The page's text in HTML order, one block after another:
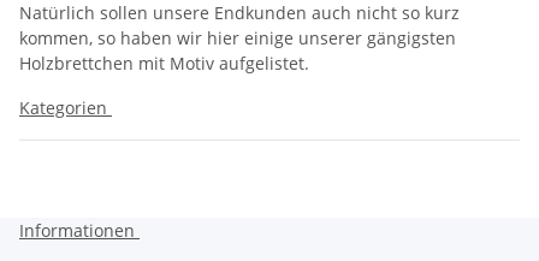
Natürlich sollen unsere Endkunden auch nicht so kurz
kommen, so haben wir hier einige unserer gängigsten
Holzbrettchen mit Motiv aufgelistet.
Kategorien
Informationen